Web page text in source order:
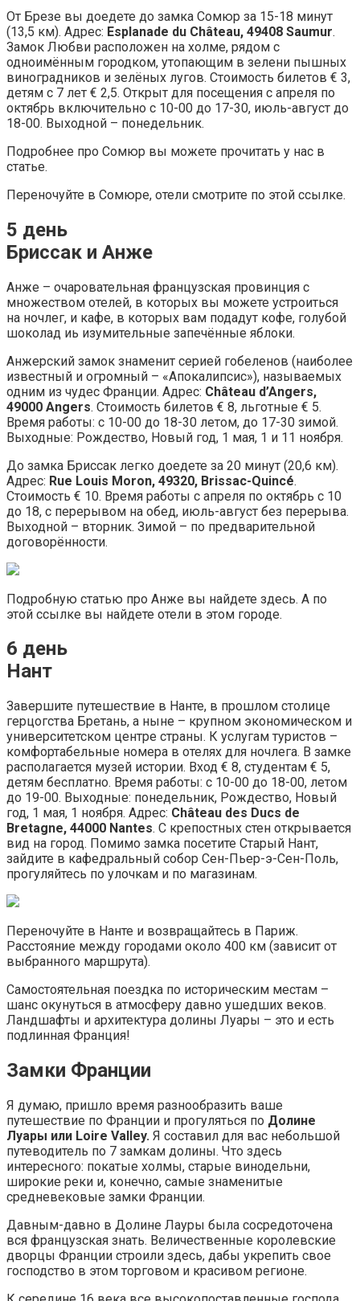
От Брезе вы доедете до замка Сомюр за 15-18 минут
(13,5 км). Адрес: Esplanade du Château, 49408 Saumur.
Замок Любви расположен на холме, рядом с
одноимённым городком, утопающим в зелени пышных
виноградников и зелёных лугов. Стоимость билетов € 3,
детям с 7 лет € 2,5. Открыт для посещения с апреля по
октябрь включительно с 10-00 до 17-30, июль-август до
18-00. Выходной – понедельник.
Подробнее про Сомюр вы можете прочитать у нас в
статье.
Переночуйте в Сомюре, отели смотрите по этой ссылке.
5 день
Бриссак и Анже
Анже – очаровательная французская провинция с
множеством отелей, в которых вы можете устроиться
на ночлег, и кафе, в которых вам подадут кофе, голубой
шоколад иь изумительные запечённые яблоки.
Анжерский замок знаменит серией гобеленов (наиболее
известный и огромный – «Апокалипсис»), называемых
одним из чудес Франции. Адрес: Château d’Angers,
49000 Angers. Стоимость билетов € 8, льготные € 5.
Время работы: с 10-00 до 18-30 летом, до 17-30 зимой.
Выходные: Рождество, Новый год, 1 мая, 1 и 11 ноября.
До замка Бриссак легко доедете за 20 минут (20,6 км).
Адрес: Rue Louis Moron, 49320, Brissac-Quincé.
Стоимость € 10. Время работы с апреля по октябрь с 10
до 18, с перерывом на обед, июль-август без перерыва.
Выходной – вторник. Зимой – по предварительной
договорённости.
Подробную статью про Анже вы найдете здесь. А по
этой ссылке вы найдете отели в этом городе.
6 день
Нант
Завершите путешествие в Нанте, в прошлом столице
герцогства Бретань, а ныне – крупном экономическом и
университетском центре страны. К услугам туристов –
комфортабельные номера в отелях для ночлега. В замке
располагается музей истории. Вход € 8, студентам € 5,
детям бесплатно. Время работы: с 10-00 до 18-00, летом
до 19-00. Выходные: понедельник, Рождество, Новый
год, 1 мая, 1 ноября. Адрес: Château des Ducs de
Bretagne, 44000 Nantes. С крепостных стен открывается
вид на город. Помимо замка посетите Старый Нант,
зайдите в кафедральный собор Сен-Пьер-э-Сен-Поль,
прогуляйтесь по улочкам и по магазинам.
Переночуйте в Нанте и возвращайтесь в Париж.
Расстояние между городами около 400 км (зависит от
выбранного маршрута).
Самостоятельная поездка по историческим местам –
шанс окунуться в атмосферу давно ушедших веков.
Ландшафты и архитектура долины Луары – это и есть
подлинная Франция!
Замки Франции
Я думаю, пришло время разнообразить ваше
путешествие по Франции и прогуляться по Долине
Луары или Loire Valley. Я составил для вас небольшой
путеводитель по 7 замкам долины. Что здесь
интересного: покатые холмы, старые винодельни,
широкие реки и, конечно, самые знаменитые
средневековые замки Франции.
Давным-давно в Долине Лауры была сосредоточена
вся французская знать. Величественные королевские
дворцы Франции строили здесь, дабы укрепить свое
господство в этом торговом и красивом регионе.